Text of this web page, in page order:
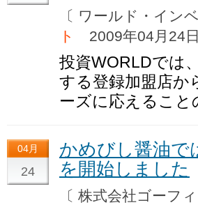
〔 ワールド・イ
ト
2009年04月24日
投資WORLDでは
する登録加盟店か
ーズに応えるこ
04月
24
かめびし醤油で
を開始しました
〔 株式会社ゴーフ